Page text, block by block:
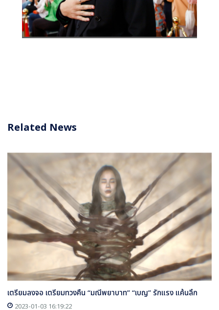
Related News
เตรียมลงจอ เตรียมทวงคืน “มณีพยาบาท” “เบญ” รักแรง แค้นลึก
2023-01-03 16:19:22